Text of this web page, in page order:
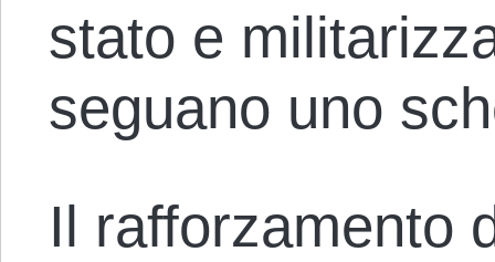
stato e
seguano uno
Il rafforzamento